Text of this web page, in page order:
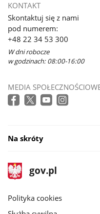
się
w
nowym
oknie
KONTAKT
Skontaktuj się z nami
pod numerem:
+48 22 34 53 300
W dni robocze
w godzinach: 08:00-16:00
MEDIA
Na skróty
stopka
gov.pl
Strona
gov.pl
gov.pl
Polityka cookies